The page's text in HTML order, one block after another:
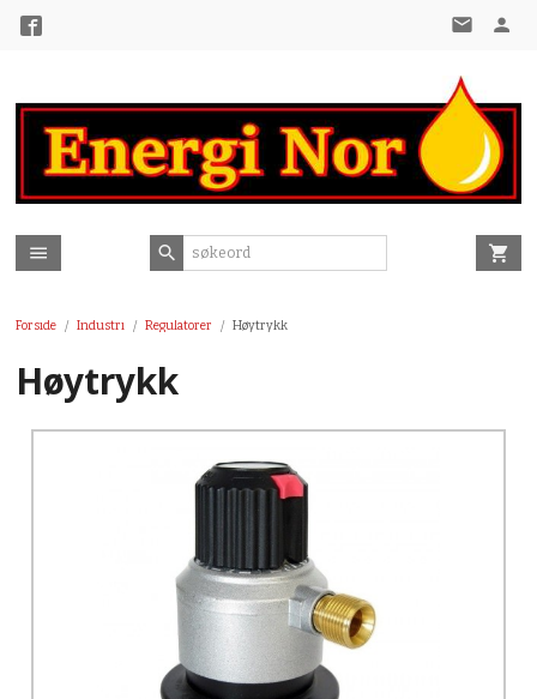
Forside Industri Regulatorer Høytrykk
Høytrykk